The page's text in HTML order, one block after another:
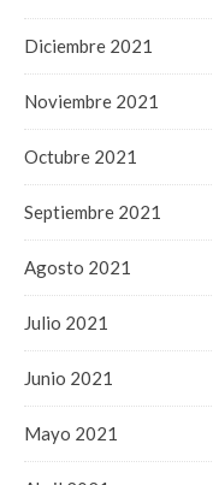
Diciembre 2021
Noviembre 2021
Octubre 2021
Septiembre 2021
Agosto 2021
Julio 2021
Junio 2021
Mayo 2021